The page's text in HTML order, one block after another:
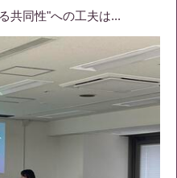
共同性"への工夫は...